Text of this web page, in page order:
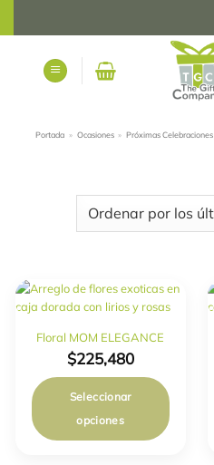
Portada » Ocasiones » Próximas Celebraciones
Floral MOM ELEGANCE
$225,480
Seleccionar
opciones